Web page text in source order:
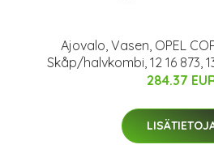
Ajovalo, Vasen, OPEL
Skåp/halvkombi, 12 16 873,
284.37